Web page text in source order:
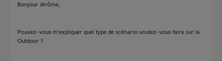
Bonjour Jérôme,
Pouvez-vous m'expliquer quel type de scénario voulez-vous faire sur la
Outdoor ?